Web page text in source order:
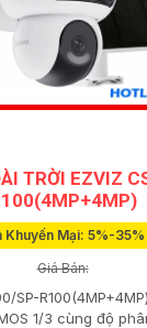
TRỜI EZVIZ
Khuyến Mại: 5%-35%
Giá Bán:
SP-
1/3 cùng độ